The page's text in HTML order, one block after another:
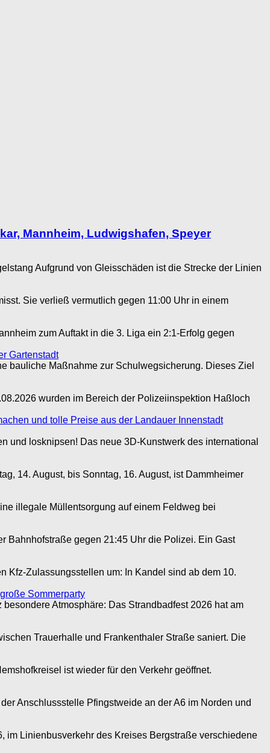
Mannheim, Ludwigshafen, Speyer
Aufgrund von Gleisschäden ist die Strecke der Linien
Sie verließ vermutlich gegen 11:00 Uhr in einem
zum Auftakt in die 3. Liga ein 2:1-Erfolg gegen
Gartenstadt
bauliche Maßnahme zur Schulwegsicherung. Dieses Ziel
wurden im Bereich der Polizeiinspektion Haßloch
und tolle Preise aus der Landauer Innenstadt
und losknipsen! Das neue 3D-Kunstwerk des international
14. August, bis Sonntag, 16. August, ist Dammheimer
illegale Müllentsorgung auf einem Feldweg bei
Bahnhofstraße gegen 21:45 Uhr die Polizei. Ein Gast
Kfz-Zulassungsstellen um: In Kandel sind ab dem 10.
Sommerparty
Atmosphäre: Das Strandbadfest 2026 hat am
Trauerhalle und Frankenthaler Straße saniert. Die
ist wieder für den Verkehr geöffnet.
Anschlussstelle Pfingstweide an der A6 im Norden und
im Linienbusverkehr des Kreises Bergstraße verschiedene